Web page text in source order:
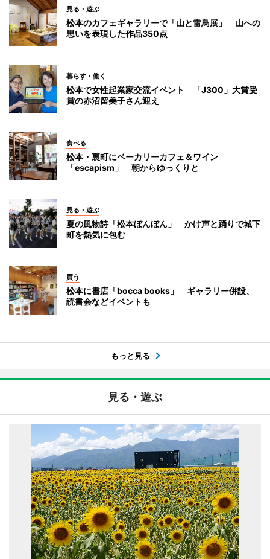
見る・遊ぶ
松本のカフェギャラリーで「山と雷鳥展」 山への
思いを表現した作品350点
暮らす・働く
松本で女性起業家交流イベント 「J300」大賞受
賞の赤沼留美子さん迎え
食べる
松本・裏町にベーカリーカフェ＆ワイン
「escapism」 朝からゆっくりと
見る・遊ぶ
夏の風物詩「松本ぼんぼん」 かけ声と踊りで城下
町を熱気に包む
買う
松本に書店「bocca books」 ギャラリー併設、
読書会などイベントも
もっと見る
見る・遊ぶ